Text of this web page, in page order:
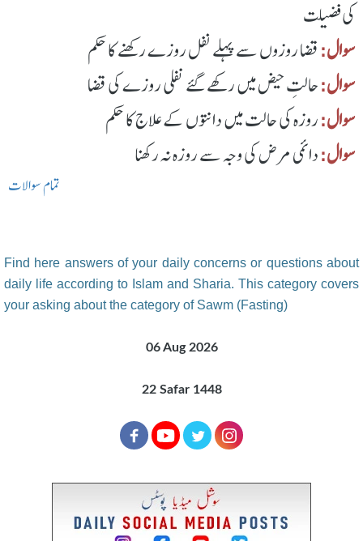
کی فضیلت
سوال:قضا روزوں سے پہلے نفل روزے رکھنے کا حکم
سوال:حالتِ حیض میں رکھے گئے نفلی روزے کی قضا
سوال:روزہ کی حالت میں دانتوں کے علاج کا حکم
سوال:دائمی مرض کی وجہ سے روزہ نہ رکھنا
تمام سوالات
Find here answers of your daily concerns or questions about
daily life according to Islam and Sharia. This category covers
your asking about the category of Sawm (Fasting)
06 Aug 2026
22 Safar 1448